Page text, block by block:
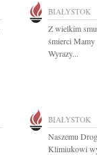
BIAŁYSTOK
Z wielkim
śmierci Mamy
Wyrazy...
BIAŁYSTOK
Naszemu
Klimiukowi